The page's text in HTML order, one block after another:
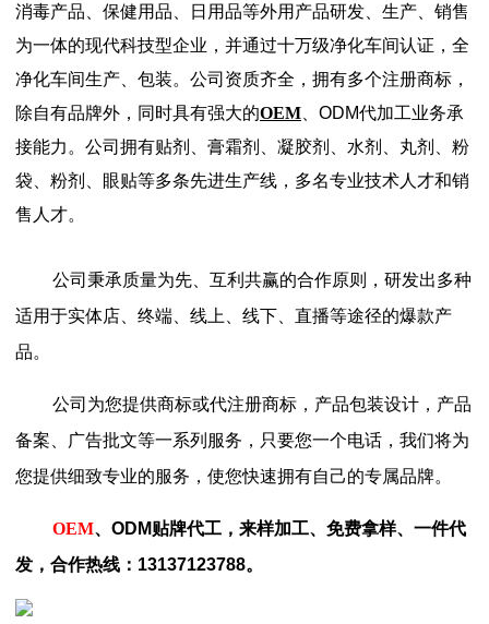
消毒产品、保健用品、日用品等外用产品研发、生产、销售
为一体的现代科技型企业，并通过十万级净化车间认证，全
净化车间生产、包装。公司资质齐全，拥有多个注册商标，
除自有品牌外，同时具有强大的OEM 、ODM代加工业务承
接能力。公司拥有贴剂、膏霜剂、凝胶剂、水剂、丸剂、粉
袋、粉剂、眼贴等多条先进生产线，多名专业技术人才和销
售人才。
公司秉承质量为先、互利共赢的合作原则，研发出多种
适用于实体店、终端、线上、线下、直播等途径的爆款产
品。
公司为您提供商标或代注册商标，产品包装设计，产品
备案、广告批文等一系列服务，只要您一个电话，我们将为
您提供细致专业的服务，使您快速拥有自己的专属品牌。
OEM、ODM贴牌代工，来样加工、免费拿样、一件代
发，合作热线：13137123788。